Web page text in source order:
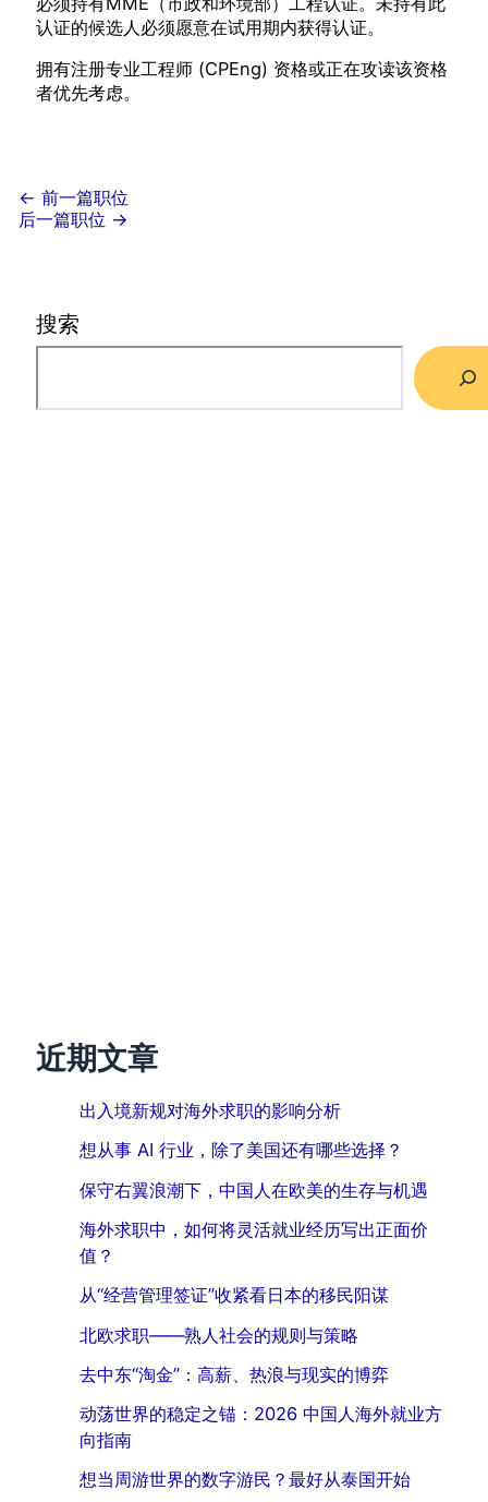
认证的候选人必须愿意在试用期内获得认证。
拥有注册专业工程师 (CPEng) 资格或正在攻读该资格
者优先考虑。
← 前一篇职位
后一篇职位 →
搜索
近期文章
出入境新规对海外求职的影响分析
想从事 AI 行业，除了美国还有哪些选择？
保守右翼浪潮下，中国人在欧美的生存与机遇
海外求职中，如何将灵活就业经历写出正面价
值？
从“经营管理签证”收紧看日本的移民阳谋
北欧求职——熟人社会的规则与策略
去中东“淘金”：高薪、热浪与现实的博弈
动荡世界的稳定之锚：2026 中国人海外就业方
向指南
想当周游世界的数字游民？最好从泰国开始